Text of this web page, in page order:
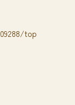
top